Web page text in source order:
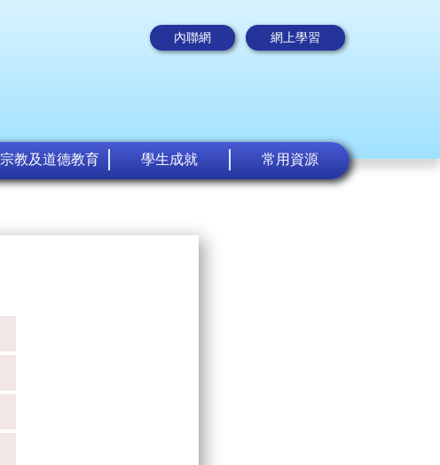
內聯網 網上學習
宗教及道德教育 學生成就 常用資源